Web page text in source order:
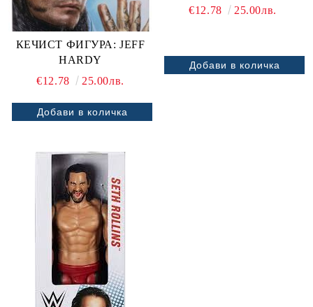
КЕЧИСТ ФИГУРА: JEFF
HARDY
€12.78
25.00лв.
€12.78 25.00лв.